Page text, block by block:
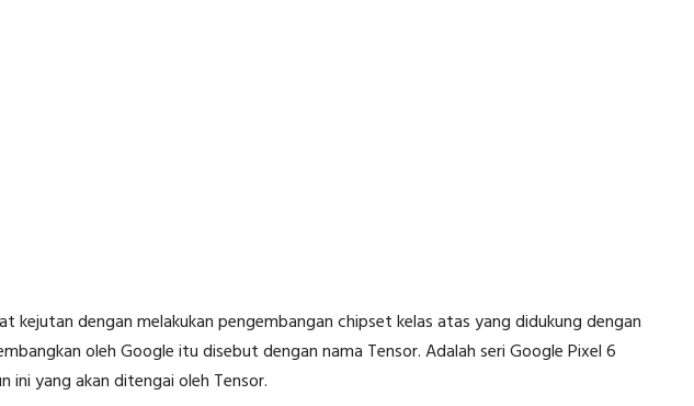
kejutan dengan melakukan pengembangan chipset kelas atas yang didukung dengan
oleh Google itu disebut dengan nama Tensor. Adalah seri Google Pixel 6
ini yang akan ditengai oleh Tensor.